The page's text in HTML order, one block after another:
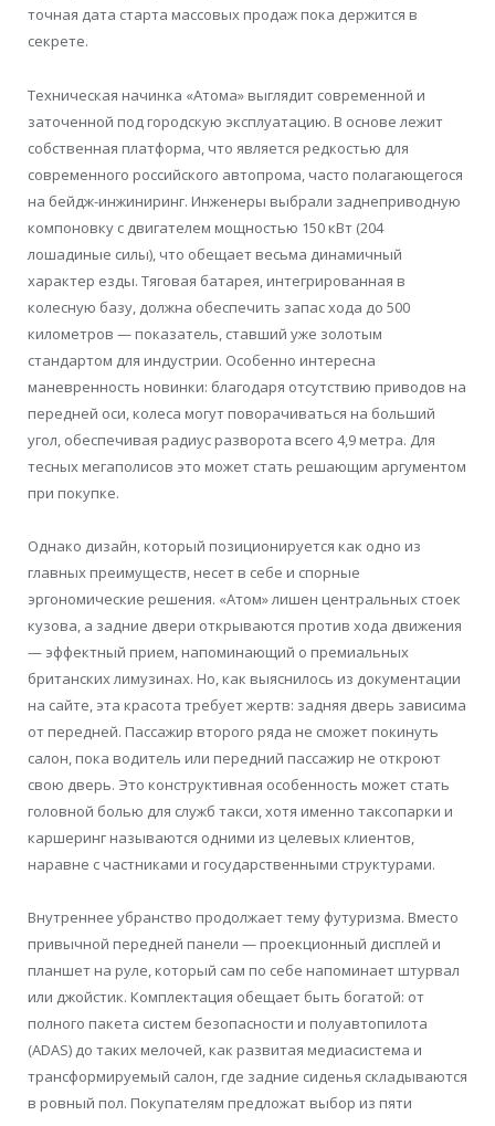
точная дата старта массовых продаж пока держится в
секрете.
Техническая начинка «Атома» выглядит современной и
заточенной под городскую эксплуатацию. В основе лежит
собственная платформа, что является редкостью для
современного российского автопрома, часто полагающегося
на бейдж-инжиниринг. Инженеры выбрали заднеприводную
компоновку с двигателем мощностью 150 кВт (204
лошадиные силы), что обещает весьма динамичный
характер езды. Тяговая батарея, интегрированная в
колесную базу, должна обеспечить запас хода до 500
километров — показатель, ставший уже золотым
стандартом для индустрии. Особенно интересна
маневренность новинки: благодаря отсутствию приводов на
передней оси, колеса могут поворачиваться на больший
угол, обеспечивая радиус разворота всего 4,9 метра. Для
тесных мегаполисов это может стать решающим аргументом
при покупке.
Однако дизайн, который позиционируется как одно из
главных преимуществ, несет в себе и спорные
эргономические решения. «Атом» лишен центральных стоек
кузова, а задние двери открываются против хода движения
— эффектный прием, напоминающий о премиальных
британских лимузинах. Но, как выяснилось из документации
на сайте, эта красота требует жертв: задняя дверь зависима
от передней. Пассажир второго ряда не сможет покинуть
салон, пока водитель или передний пассажир не откроют
свою дверь. Это конструктивная особенность может стать
головной болью для служб такси, хотя именно таксопарки и
каршеринг называются одними из целевых клиентов,
наравне с частниками и государственными структурами.
Внутреннее убранство продолжает тему футуризма. Вместо
привычной передней панели — проекционный дисплей и
планшет на руле, который сам по себе напоминает штурвал
или джойстик. Комплектация обещает быть богатой: от
полного пакета систем безопасности и полуавтопилота
(ADAS) до таких мелочей, как развитая медиасистема и
трансформируемый салон, где задние сиденья складываются
в ровный пол. Покупателям предложат выбор из пяти